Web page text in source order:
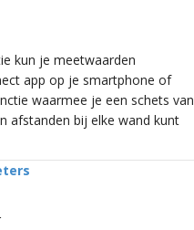
kun je meetwaarden
app op je smartphone of
waarmee je een schets van
afstanden bij elke wand kunt